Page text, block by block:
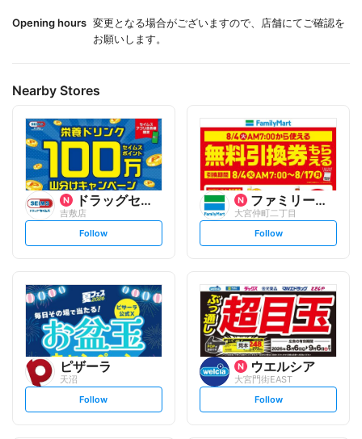
Opening hours 変更となる場合がございますので、店舗にてご確認を
お願いします。
Nearby Stores
ドラッグセイムス
吉敷店
s
l
o
w
Follow
ファミリーマート
大宮仲町二丁目
s
l
o
w
Follow
ピザーラ
天沼
s
Follow
ウエルシア
大宮門街EAST
s
Follow